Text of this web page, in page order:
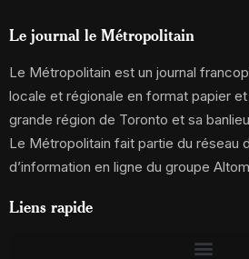
Le journal le Métropolitain
Le Métropolitain est un journal
locale et régionale en format papier
grande région de Toronto et sa
Le Métropolitain fait partie du réseau
d’information en ligne du groupe
Liens rapide